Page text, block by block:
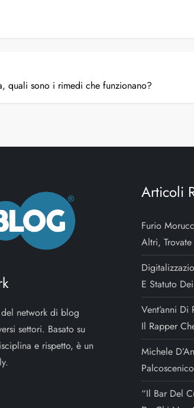
quali sono i rimedi che funzionano?
network di blog
settori. Basato su
e rispetto, è un
Articoli
Furio
Altri,
E Statuto
Vent’anni
Il Rapper
Michele
“Il Bar Del